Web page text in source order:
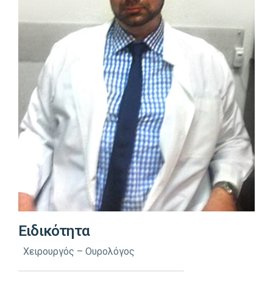
Ειδικότητα
Χειρουργός – Ουρολόγος